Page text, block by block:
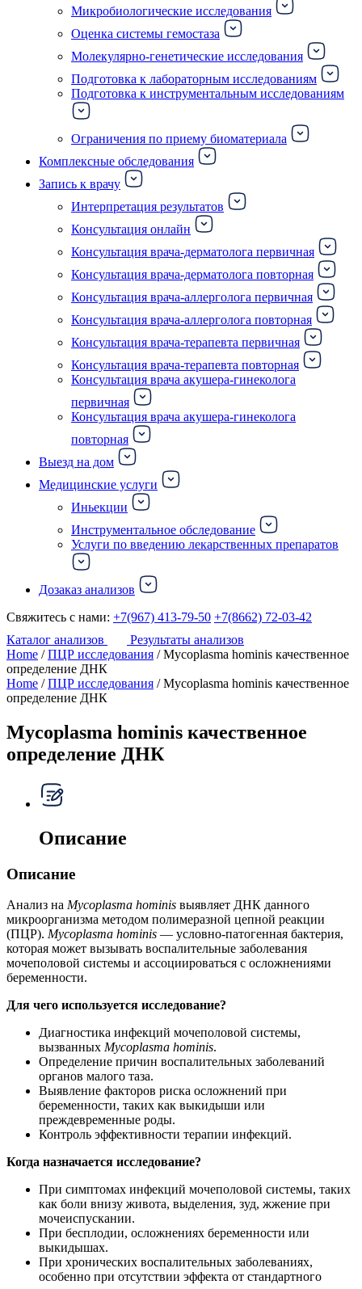
Микробиологические исследования
Оценка системы гемостаза
Молекулярно-генетические исследования
Подготовка к лабораторным исследованиям
Подготовка к инструментальным исследованиям
Ограничения по приему биоматериала
Комплексные обследования
Запись к врачу
Интерпретация результатов
Консультация онлайн
Консультация врача-дерматолога первичная
Консультация врача-дерматолога повторная
Консультация врача-аллерголога первичная
Консультация врача-аллерголога повторная
Консультация врача-терапевта первичная
Консультация врача-терапевта повторная
Консультация врача акушера-гинеколога
первичная
Консультация врача акушера-гинеколога
повторная
Выезд на дом
Медицинские услуги
Иньекции
Инструментальное обследование
Услуги по введению лекарственных препаратов
Дозаказ анализов
Свяжитесь с нами: +7(967) 413-79-50 +7(8662) 72-03-42
Каталог анализов
Результаты анализов
Home /ПЦР исследования / Mycoplasma hominis качественное
определение ДНК
Home /ПЦР исследования / Mycoplasma hominis качественное
определение ДНК
Mycoplasma hominis качественное
определение ДНК
Описание
Описание
Анализ на Mycoplasma hominis выявляет ДНК данного
микроорганизма методом полимеразной цепной реакции
(ПЦР). Mycoplasma hominis — условно-патогенная бактерия,
которая может вызывать воспалительные заболевания
мочеполовой системы и ассоциироваться с осложнениями
беременности.
Для чего используется исследование?
Диагностика инфекций мочеполовой системы,
вызванных Mycoplasma hominis.
Определение причин воспалительных заболеваний
органов малого таза.
Выявление факторов риска осложнений при
беременности, таких как выкидыши или
преждевременные роды.
Контроль эффективности терапии инфекций.
Когда назначается исследование?
При симптомах инфекций мочеполовой системы, таких
как боли внизу живота, выделения, зуд, жжение при
мочеиспускании.
При бесплодии, осложнениях беременности или
выкидышах.
При хронических воспалительных заболеваниях,
особенно при отсутствии эффекта от стандартного